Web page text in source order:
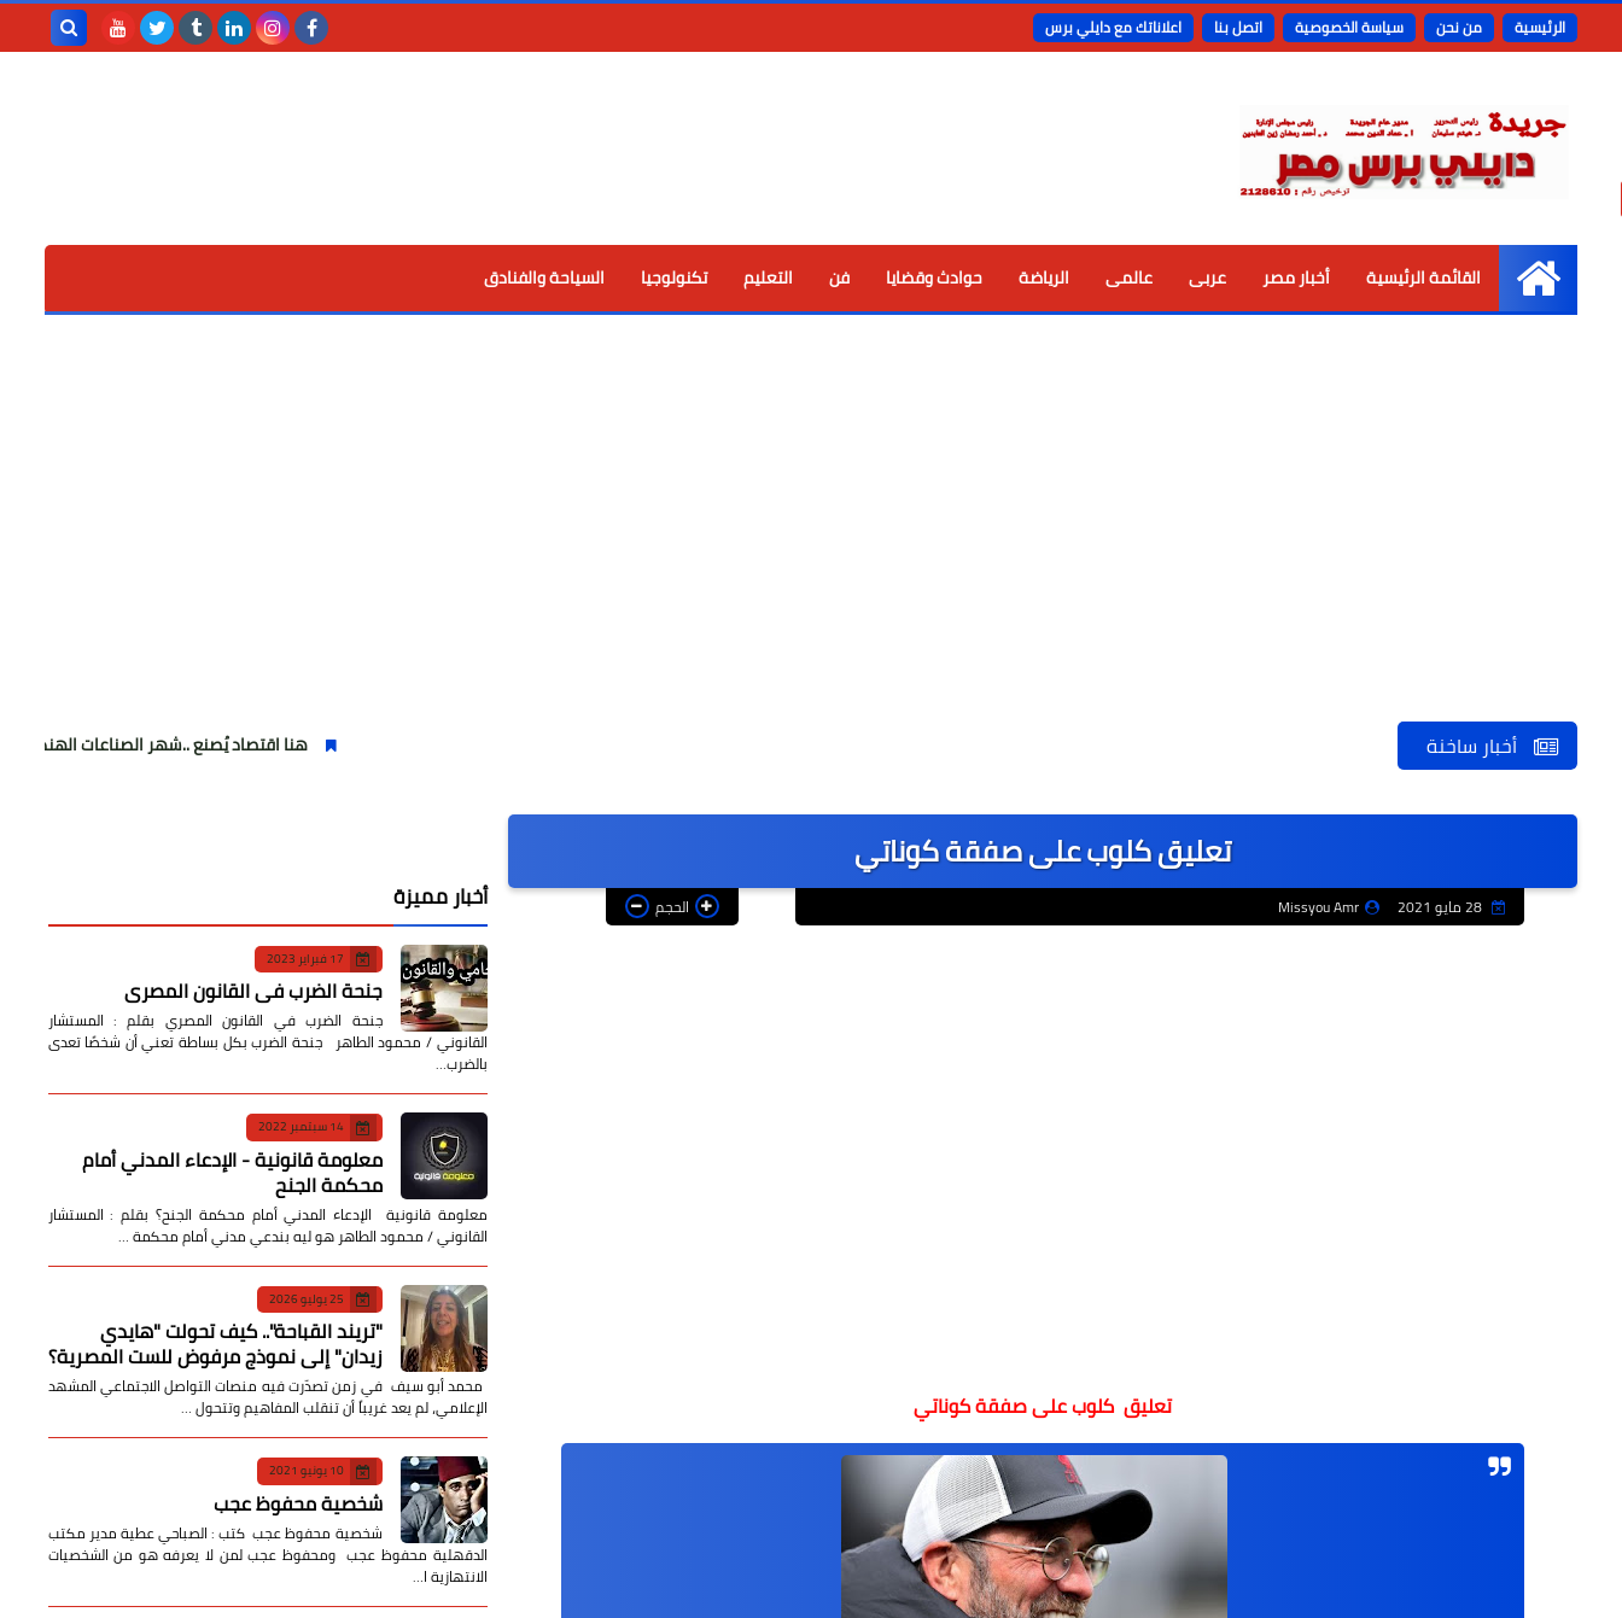
الرئيسية من نحن سياسة الخصوصية اتصل بنا اعلاناتك مع دايلي برس
الرئيسية
القائمة الرئيسية أخبار مصر عربى عالمى الرياضة حوادث وقضايا فن التعليم تكنولوجيا السياحة والفنادق
أخبار ساخنة هنا اقتصاد يُصنع ..شهر الصناعات الهندسية : حيث تتحول
تعليق كلوب على صفقة كوناتي
28 مايو 2021 Missyou Amr الحجم
تعليق كلوب على صفقة كوناتي
أخبار مميزة
17 فبراير 2023
جنحة الضرب في القانون المصري
جنحة الضرب في القانون المصري بقلم : المستشار
القانوني / محمود الطاهر جنحة الضرب بكل بساطة تعني أن شخصًا تعدى
بالضرب…
14 سبتمبر 2022
معلومة قانونية - الإدعاء المدني أمام
محكمة الجنح
معلومة قانونية الإدعاء المدني أمام محكمة الجنح؟ بقلم : المستشار
القانوني / محمود الطاهر هو ليه بندعي مدني أمام محكمة …
25 يوليو 2026
​"تريند القباحة".. كيف تحولت "هايدي
زيدان" إلى نموذج مرفوض للست المصرية؟
​ محمد أبو سيف ​في زمن تصدّرت فيه منصات التواصل الاجتماعي المشهد
الإعلامي، لم يعد غريباً أن تنقلب المفاهيم وتتحول …
10 يونيو 2021
شخصية محفوظ عجب
شخصية محفوظ عجب كتب : الصباحي عطية مدير مكتب
الدقهلية محفوظ عجب ومحفوظ عجب لمن لا يعرفه هو من الشخصيات
الانتهازية ا…